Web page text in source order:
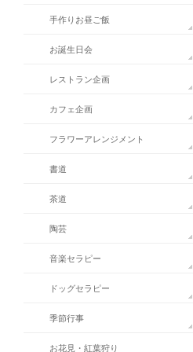
手作りお昼ご飯
お誕生日会
レストラン企画
カフェ企画
フラワーアレンジメント
書道
茶道
陶芸
音楽セラピー
ドッグセラピー
季節行事
お花見・紅葉狩り